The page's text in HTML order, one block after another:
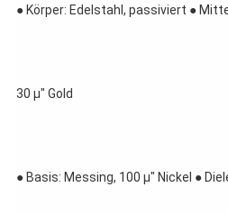
● Körper: Edelstahl, passiviert ●
30 μ" Gold
● Basis: Messing, 100 μ" Nickel ●